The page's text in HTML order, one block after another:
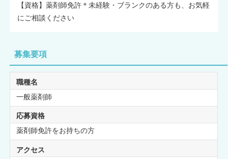
【資格】薬剤師免許＊未経験・ブランクのある方も、お気軽
にご相談ください
募集要項
職種名
一般薬剤師
応募資格
薬剤師免許をお持ちの方
アクセス